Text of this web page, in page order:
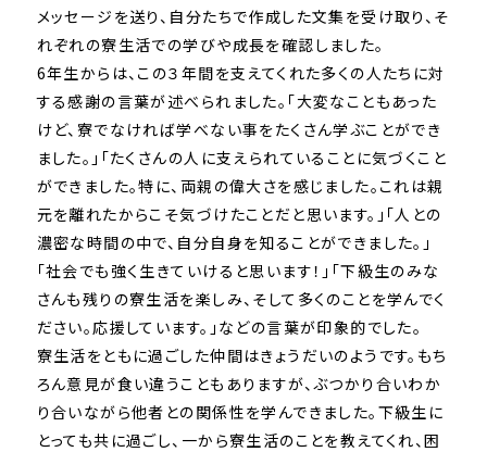
メッセージを送り、自分たちで作成した文集を受け取り、そ
れぞれの寮生活での学びや成長を確認しました。
6年生からは、この３年間を支えてくれた多くの人たちに対
する感謝の言葉が述べられました。「大変なこともあった
けど、寮でなければ学べない事をたくさん学ぶことができ
ました。」「たくさんの人に支えられていることに気づくこと
ができました。特に、両親の偉大さを感じました。これは親
元を離れたからこそ気づけたことだと思います。」「人との
濃密な時間の中で、自分自身を知ることができました。」
「社会でも強く生きていけると思います！」「下級生のみな
さんも残りの寮生活を楽しみ、そして多くのことを学んでく
ださい。応援しています。」などの言葉が印象的でした。
寮生活をともに過ごした仲間はきょうだいのようです。もち
ろん意見が食い違うこともありますが、ぶつかり合いわか
り合いながら他者との関係性を学んできました。下級生に
とっても共に過ごし、一から寮生活のことを教えてくれ、困